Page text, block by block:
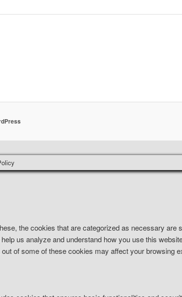
the cookies that are categorized as necessary are
us analyze and understand how you use this
of some of these cookies may affect your browsing